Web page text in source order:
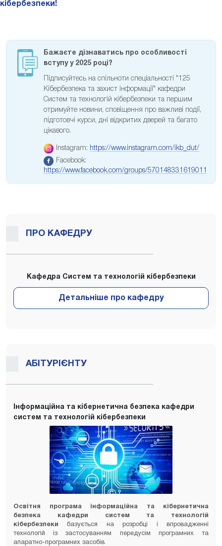
кібербезпеки!
Бажаєте дізнаватись про особливості
вступу у 2025 році?
Підписуйтесь на спільноти спеціальності "125
Кібербезпека та захист інформації" кафедри
Систем та технологій кібербезпеки та першим
отримуйте новини, сповіщення про важливі події,
підготовчі курси, дні відкритих дверей та багато
цікавого.
Instagram: https://www.instagram.com/ikb_dut/
Facebook:
https://www.facebook.com/groups/570148331619011
ПРО КАФЕДРУ
Кафедра Систем та технологій кібербезпеки
АБІТУРІЄНТУ
Інформаційна та кібернетична безпека кафедри
систем та технологій кібербезпеки
Освітня програма інформаційна та кібернетична
безпека кафедри систем та технологій
кібербезпекибазується на розробці і впровадженні
технологій із застосуванням передусім програмних та
апаратно-програмних засобів.